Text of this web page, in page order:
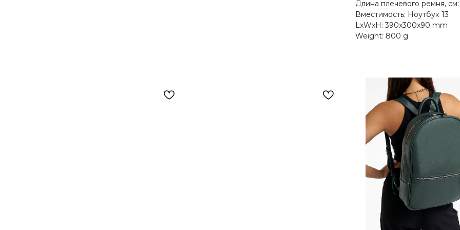
Длина плечевого ремня,
Вместимость: Ноутбук 13
LxWxH: 390x300x90 mm
Weight: 800 g